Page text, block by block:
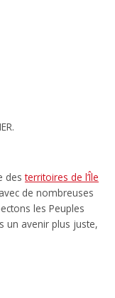
desterritoires de l’Île
de nombreuses
les Peuples
un avenir plus juste,